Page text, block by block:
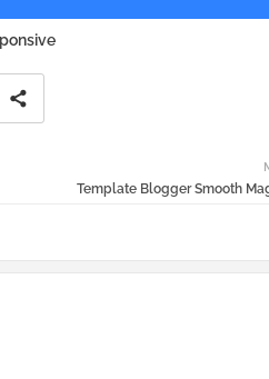
Template Blogger Smooth